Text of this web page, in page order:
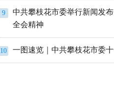
9
中共攀枝花市委举行新闻发
全会精神
10 一图速览｜中共攀枝花市委